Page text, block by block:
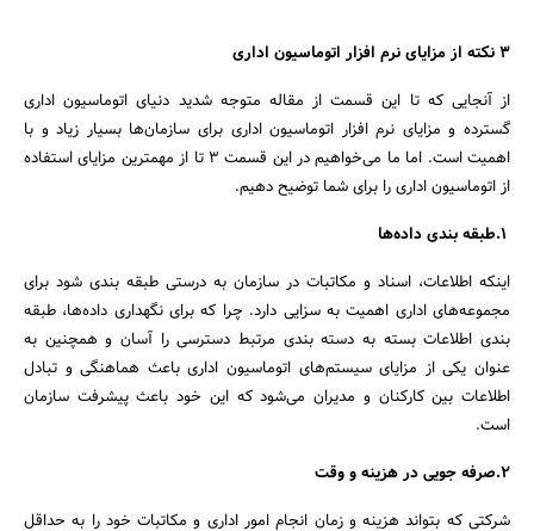
3 نکته از مزایای نرم افزار اتوماسیون اداری
از آنجایی که تا این قسمت از مقاله متوجه شدید دنیای اتوماسیون اداری
گسترده و مزایای نرم افزار اتوماسیون اداری برای سازمان‌ها بسیار زیاد و با
اهمیت است. اما ما می‌خواهیم در این قسمت 3 تا از مهمترین مزایای استفاده
از اتوماسیون اداری را برای شما توضیح دهیم.
اینکه اطلاعات، اسناد و مکاتبات در سازمان به درستی طبقه بندی شود برای
مجموعه‌های اداری اهمیت به سزایی دارد. چرا که برای نگهداری داده‌ها، طبقه
بندی اطلاعات بسته به دسته بندی مرتبط دسترسی را آسان و همچنین به
عنوان یکی از مزایای سیستم‌های اتوماسیون اداری باعث هماهنگی و تبادل
اطلاعات بین کارکنان و مدیران می‌شود که این خود باعث پیشرفت سازمان
است.
2.صرفه جویی در هزینه و وقت
شرکتی که بتواند هزینه و زمان انجام امور اداری و مکاتبات خود را به حداقل